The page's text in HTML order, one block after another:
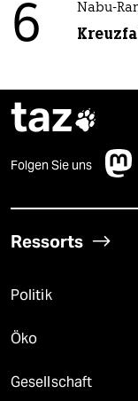
6 Nabu-
taz
Folgen Sie uns
Ressorts
Politik
Öko
Gesellschaft